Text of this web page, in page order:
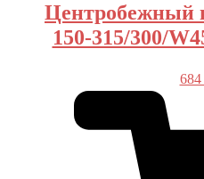
Центробежный
150-315/300/
684